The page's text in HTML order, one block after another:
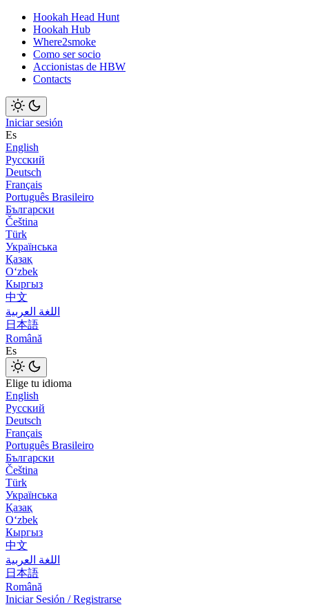
Hookah Head Hunt
Hookah Hub
Where2smoke
Como ser socio
Accionistas de HBW
Contacts
Iniciar sesión
Es
English
Русский
Deutsch
Français
Português Brasileiro
Български
Čeština
Türk
Українська
Қазақ
Оʻzbek
Кыргыз
中文
اللغة العربية
日本語
Română
Es
Elige tu idioma
English
Русский
Deutsch
Français
Português Brasileiro
Български
Čeština
Türk
Українська
Қазақ
Оʻzbek
Кыргыз
中文
اللغة العربية
日本語
Română
Iniciar Sesión / Registrarse